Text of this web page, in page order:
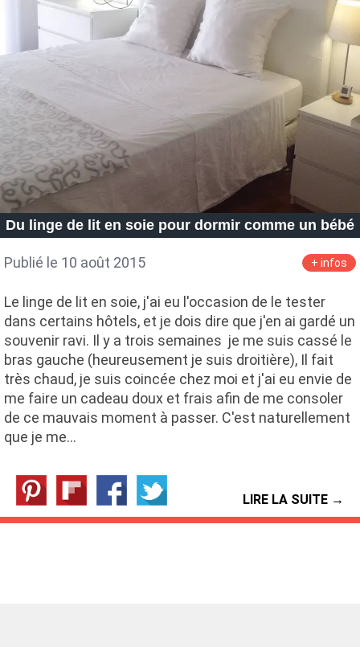
Du linge de lit en soie pour dormir comme un bébé
Publié le 10 août 2015 + infos
Le linge de lit en soie, j'ai eu l'occasion de le tester
dans certains hôtels, et je dois dire que j'en ai gardé un
souvenir ravi. Il y a trois semaines je me suis cassé le
bras gauche (heureusement je suis droitière), Il fait
très chaud, je suis coincée chez moi et j'ai eu envie de
me faire un cadeau doux et frais afin de me consoler
de ce mauvais moment à passer. C'est naturellement
que je me…
LIRE LA SUITE →